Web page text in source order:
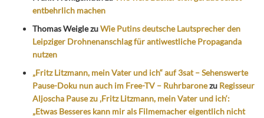
entbehrlich machen
Thomas WeiglezuWie Putins deutsche Lautsprecher den
Leipziger Drohnenanschlag für antiwestliche Propaganda
nutzen
„Fritz Litzmann, mein Vater und ich“ auf 3sat – Sehenswerte
Pause-Doku nun auch im Free-TV – Ruhrbaronezu Regisseur
Aljoscha Pause zu ‚Fritz Litzmann, mein Vater und ich‘:
„Etwas Besseres kann mir als Filmemacher eigentlich nicht